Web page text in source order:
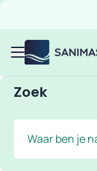
MenuSanimaster
Zoek